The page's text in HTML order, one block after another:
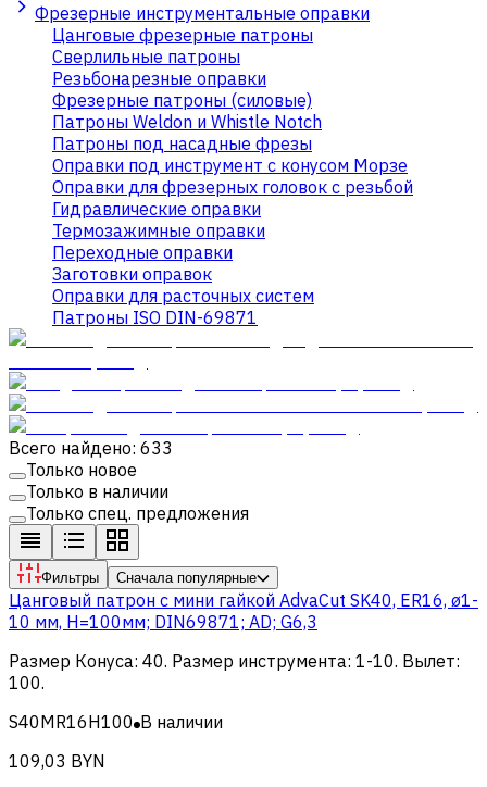
Фрезерные инструментальные оправки
Цанговые фрезерные патроны
Сверлильные патроны
Резьбонарезные оправки
Фрезерные патроны (силовые)
Патроны Weldon и Whistle Notch
Патроны под насадные фрезы
Оправки под инструмент с конусом Морзе
Оправки для фрезерных головок с резьбой
Гидравлические оправки
Термозажимные оправки
Переходные оправки
Заготовки оправок
Оправки для расточных систем
Патроны ISO DIN-69871
Всего найдено: 633
Только новое
Только в наличии
Только спец. предложения
Фильтры Сначала популярные
Цанговый патрон c мини гайкой AdvaCut SK40, ER16, ø1-
10 мм, H=100мм; DIN69871; AD; G6,3
Размер Конуса: 40. Размер инструмента: 1-10. Вылет:
100.
S40MR16H100 В наличии
109,03 BYN